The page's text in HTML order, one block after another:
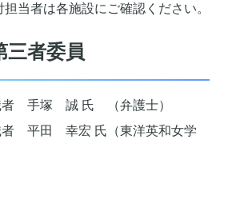
当者は各施設にご確認ください。
三者委員
者 手塚 誠 氏 （弁護士）
者 平田 幸宏 氏（東洋英和女学